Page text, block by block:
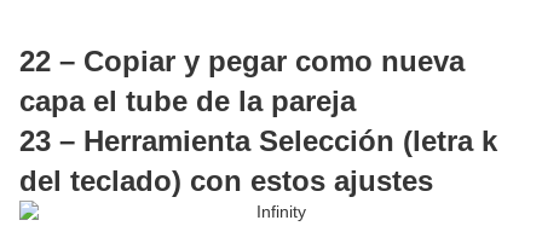
22 – Copiar y pegar como nueva
capa el tube de la pareja
23 – Herramienta Selección (letra k
del teclado) con estos ajustes